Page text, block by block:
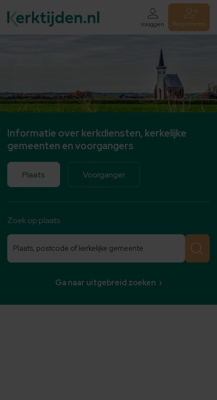
Inloggen Registreren
Informatie over kerkdiensten, kerkelijke
gemeenten en voorgangers
Plaats Voorganger
Zoek op plaats
Ga naar uitgebreid zoeken